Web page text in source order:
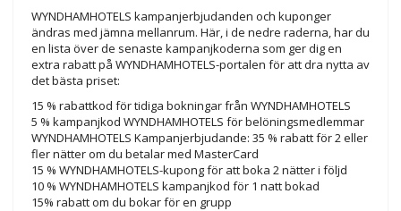
WYNDHAMHOTELS kampanjerbjudanden och kuponger
ändras med jämna mellanrum. Här, i de nedre raderna, har du
en lista över de senaste kampanjkoderna som ger dig en
extra rabatt på WYNDHAMHOTELS-portalen för att dra nytta av
det bästa priset:
15 % rabattkod för tidiga bokningar från WYNDHAMHOTELS
5 % kampanjkod WYNDHAMHOTELS för belöningsmedlemmar
WYNDHAMHOTELS Kampanjerbjudande: 35 % rabatt för 2 eller
fler nätter om du betalar med MasterCard
15 % WYNDHAMHOTELS-kupong för att boka 2 nätter i följd
10 % WYNDHAMHOTELS kampanjkod för 1 natt bokad
15% rabatt om du bokar för en grupp